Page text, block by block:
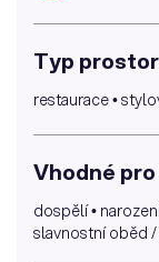
Typ
restaurace •
Vhodné pro
dospělí •
slavnostní oběd